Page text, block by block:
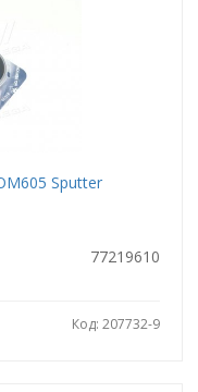
Sputter
77219610
Код: 207732-9